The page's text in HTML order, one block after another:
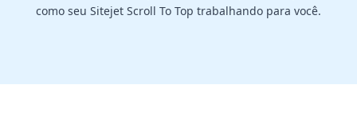
como seu Sitejet Scroll To Top trabalhando para você.